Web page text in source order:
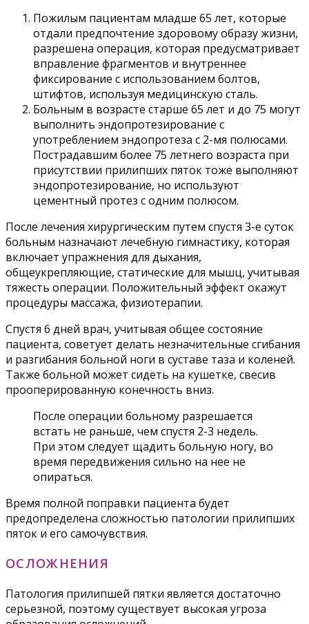
Пожилым пациентам младше 65 лет, которые
отдали предпочтение здоровому образу жизни,
разрешена операция, которая предусматривает
вправление фрагментов и внутреннее
фиксирование с использованием болтов,
штифтов, используя медицинскую сталь.
Больным в возрасте старше 65 лет и до 75 могут
выполнить эндопротезирование с
употреблением эндопротеза с 2-мя полюсами.
Пострадавшим более 75 летнего возраста при
присутствии прилипших пяток тоже выполняют
эндопротезирование, но используют
цементный протез с одним полюсом.
После лечения хирургическим путем спустя 3-е суток
больным назначают лечебную гимнастику, которая
включает упражнения для дыхания,
общеукрепляющие, статические для мышц, учитывая
тяжесть операции. Положительный эффект окажут
процедуры массажа, физиотерапии.
Спустя 6 дней врач, учитывая общее состояние
пациента, советует делать незначительные сгибания
и разгибания больной ноги в суставе таза и коленей.
Также больной может сидеть на кушетке, свесив
прооперированную конечность вниз.
После операции больному разрешается
встать не раньше, чем спустя 2-3 недель.
При этом следует щадить больную ногу, во
время передвижения сильно на нее не
опираться.
Время полной поправки пациента будет
предопределена сложностью патологии прилипших
пяток и его самочувствия.
ОСЛОЖНЕНИЯ
Патология прилипшей пятки является достаточно
серьезной, поэтому существует высокая угроза